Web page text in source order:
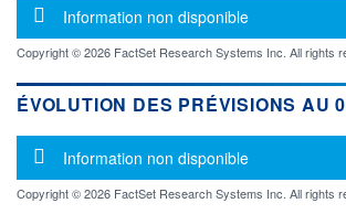
Message d'information
Information non disponible
Copyright © 2026 FactSet Research Systems Inc. All rights
ÉVOLUTION DES PRÉVISIONS AU
Message d'information
Information non disponible
Copyright © 2026 FactSet Research Systems Inc. All rights